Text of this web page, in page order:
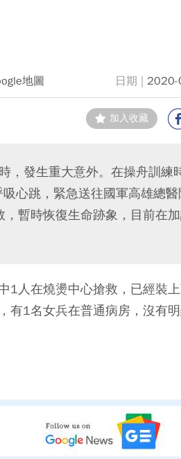
地圖
加入收藏
，發生重大意外。在操舟訓練
心跳，緊急送往國軍高雄總
暫時恢復生命跡象，目前在
1人在燒燙中心搶救，已經裝
有1名女兵在普通病房，沒有